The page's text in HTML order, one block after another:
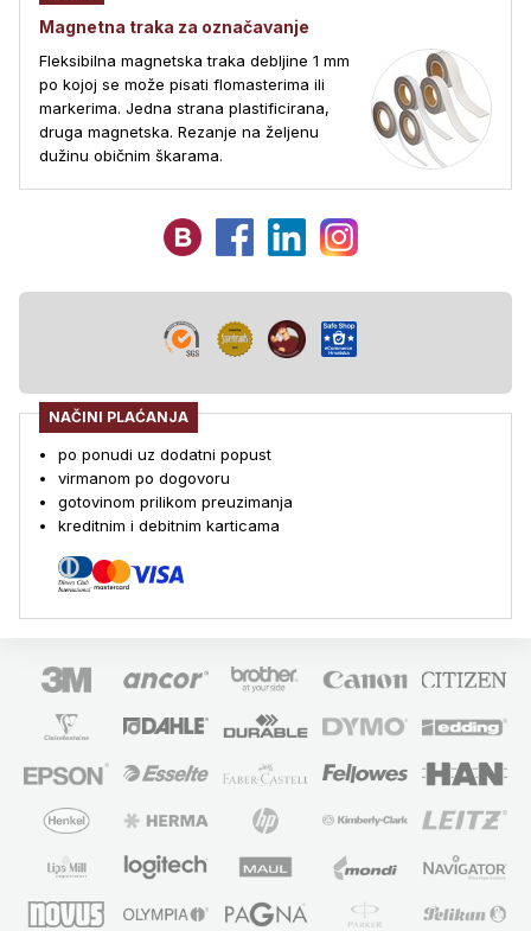
Magnetna traka za označavanje
Fleksibilna magnetska traka debljine 1 mm
po kojoj se može pisati flomasterima ili
markerima. Jedna strana plastificirana,
druga magnetska. Rezanje na željenu
dužinu običnim škarama.
NAČINI PLAĆANJA
po ponudi uz dodatni popust
virmanom po dogovoru
gotovinom prilikom preuzimanja
kreditnim i debitnim karticama